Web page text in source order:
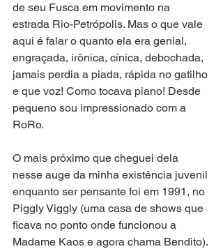
de seu Fusca em movimento na
estrada Rio-Petrópolis. Mas o que vale
aqui é falar o quanto ela era genial,
engraçada, irônica, cínica, debochada,
jamais perdia a piada, rápida no gatilho
e que voz! Como tocava piano! Desde
pequeno sou impressionado com a
RoRo.
O mais próximo que cheguei dela
nesse auge da minha existência juvenil
enquanto ser pensante foi em 1991, no
Piggly Viggly (uma casa de shows que
ficava no ponto onde funcionou a
Madame Kaos e agora chama Bendito).